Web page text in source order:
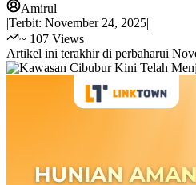
Amirul
|Terbit: November 24, 2025|
~ 107 Views
Artikel ini terakhir di perbaharui